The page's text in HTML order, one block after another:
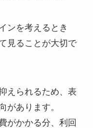
ンを考えるとき
見ることが大切で
えられるため、表
があります。
がかかる分、利回